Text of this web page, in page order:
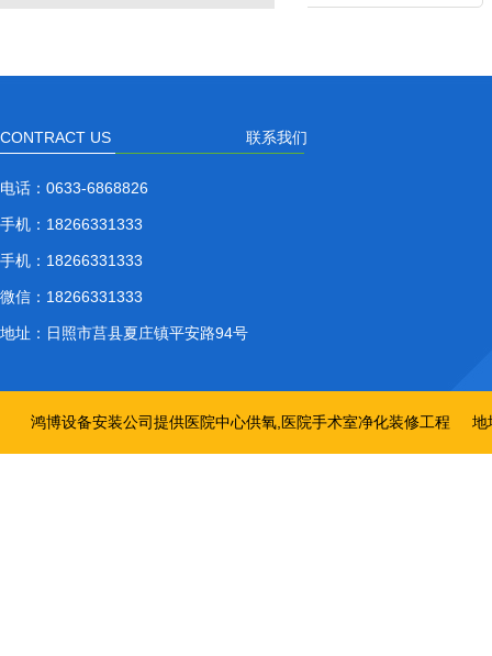
联系我们
CONTRACT US
电话： 0633-6868826
手机： 18266331333
手机： 18266331333
微信： 18266331333
地址： 日照市莒县夏庄镇平安路94号
鸿博设备安装公司提供医院中心供氧,医院手术室净化装修工程 地